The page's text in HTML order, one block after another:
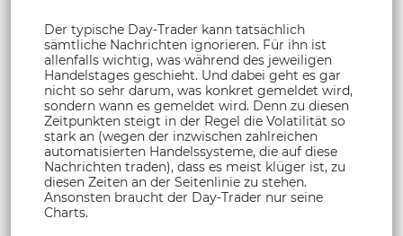
Der typische Day-Trader kann tatsächlich
sämtliche Nachrichten ignorieren. Für ihn ist
allenfalls wichtig, was während des jeweiligen
Handelstages geschieht. Und dabei geht es gar
nicht so sehr darum, was konkret gemeldet wird,
sondern wann es gemeldet wird. Denn zu diesen
Zeitpunkten steigt in der Regel die Volatilität so
stark an (wegen der inzwischen zahlreichen
automatisierten Handelssysteme, die auf diese
Nachrichten traden), dass es meist klüger ist, zu
diesen Zeiten an der Seitenlinie zu stehen.
Ansonsten braucht der Day-Trader nur seine
Charts.